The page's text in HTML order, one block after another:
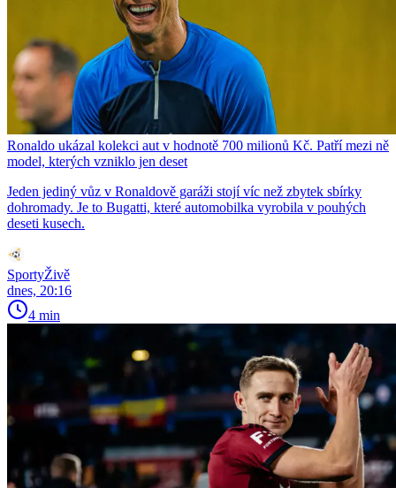
Ronaldo ukázal kolekci aut v hodnotě 700 milionů Kč. Patří mezi ně
model, kterých vzniklo jen deset
Jeden jediný vůz v Ronaldově garáži stojí víc než zbytek sbírky
dohromady. Je to Bugatti, které automobilka vyrobila v pouhých
deseti kusech.
SportyŽivě
dnes, 20:16
4 min